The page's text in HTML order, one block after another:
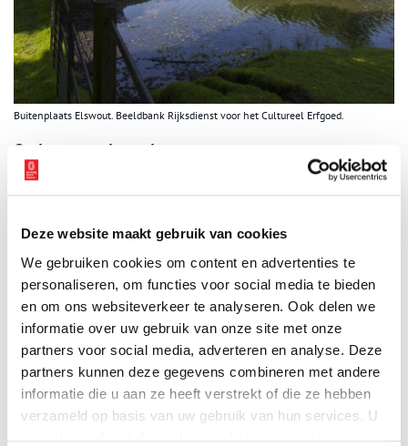
Deze website maakt gebruik van cookies
We gebruiken cookies om content en advertenties te
personaliseren, om functies voor social media te bieden
en om ons websiteverkeer te analyseren. Ook delen we
informatie over uw gebruik van onze site met onze
partners voor social media, adverteren en analyse. Deze
partners kunnen deze gegevens combineren met andere
informatie die u aan ze heeft verstrekt of die ze hebben
verzameld op basis van uw gebruik van hun services. U
Buitenplaats Elswout. Beeldbank Rijksdienst voor het Cultureel Erfgoed.
Ondernemende weduwe
In 1805 had haar man, de rijke bankier en investeerder Willem
Borski de gronden van Elswout aangekocht. Na het overlijden van
achter met acht kinderen. Johanna Borski was een ondernemende
vrouw met wilskracht, ze was onafhankelijk en had een originele
visie op de financiële wereld. Zij zette de zakelijke activiteiten
van haar man voort onder de naam firma Wed. W. Borski en
breidde het familiekapitaal fors uit. Een deel van het kapitaal
werd gestoken in de renovatie en uitbreiding van Elswout. Door
de geheime clausule in het contract verdiende Johanna Borski
een kapitaal aan een nieuwe aandelenuitgifte door de
Nederlandsche Bank in 1819.